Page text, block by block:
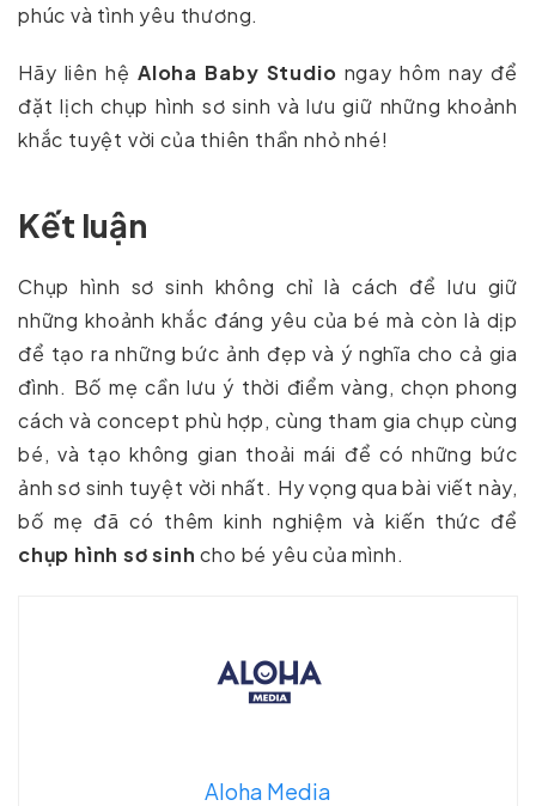
phúc và tình yêu thương.
Hãy liên hệ Aloha Baby Studio ngay hôm nay để
đặt lịch chụp hình sơ sinh và lưu giữ những khoảnh
khắc tuyệt vời của thiên thần nhỏ nhé!
Kết luận
Chụp hình sơ sinh không chỉ là cách để lưu giữ
những khoảnh khắc đáng yêu của bé mà còn là dịp
để tạo ra những bức ảnh đẹp và ý nghĩa cho cả gia
đình. Bố mẹ cần lưu ý thời điểm vàng, chọn phong
cách và concept phù hợp, cùng tham gia chụp cùng
bé, và tạo không gian thoải mái để có những bức
ảnh sơ sinh tuyệt vời nhất. Hy vọng qua bài viết này,
bố mẹ đã có thêm kinh nghiệm và kiến thức để
chụp hình sơ sinh cho bé yêu của mình.
Aloha Media